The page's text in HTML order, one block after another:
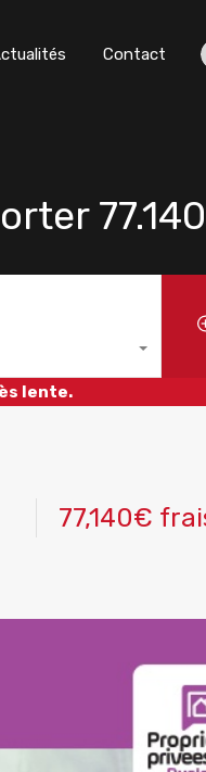
Contact
lente.
77,140€